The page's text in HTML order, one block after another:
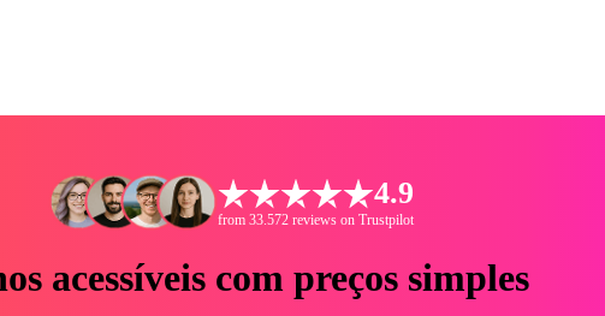
4.9
from 33.572 reviews on Trustpilot
acessíveis com preços simples